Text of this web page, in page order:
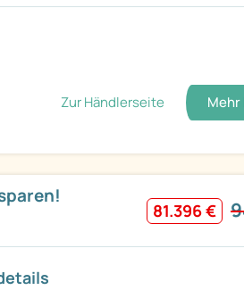
Zur Händlerseite Mehr
81.396 €